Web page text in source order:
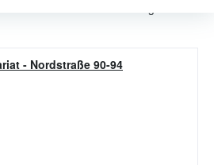
- Nordstraße 90-94